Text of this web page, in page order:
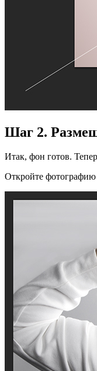
Шаг 2.
Итак, фон готов.
Откройте